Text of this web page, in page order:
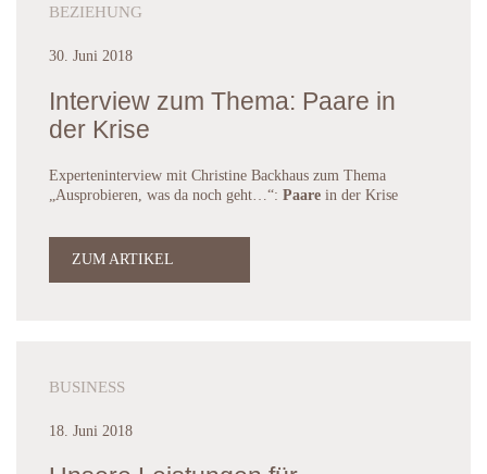
BEZIEHUNG
30. Juni 2018
Interview zum Thema: Paare in
der Krise
Experteninterview mit Christine Backhaus zum Thema
„Ausprobieren, was da noch geht…“: Paare in der Krise
ZUM ARTIKEL
BUSINESS
18. Juni 2018